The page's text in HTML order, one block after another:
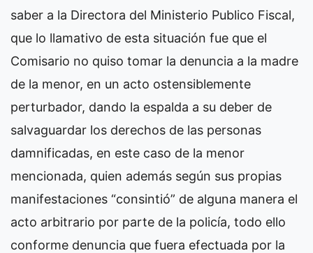
saber a la Directora del Ministerio Publico Fiscal,
que lo llamativo de esta situación fue que el
Comisario no quiso tomar la denuncia a la madre
de la menor, en un acto ostensiblemente
perturbador, dando la espalda a su deber de
salvaguardar los derechos de las personas
damnificadas, en este caso de la menor
mencionada, quien además según sus propias
manifestaciones “consintió” de alguna manera el
acto arbitrario por parte de la policía, todo ello
conforme denuncia que fuera efectuada por la